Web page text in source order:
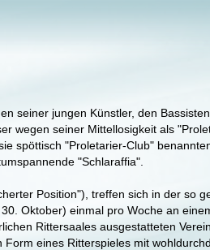
seiner jungen Künstler, den
wegen seiner Mittellosigkeit als
spöttisch "Proletarier-Club"
"Schlaraffia".
Position"), treffen sich in der so
Oktober) einmal pro Woche an
Rittersaales ausgestatteten
eines Ritterspieles mit